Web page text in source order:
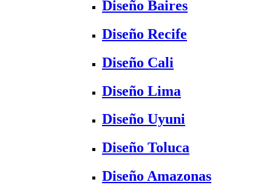
Diseño Baires
Diseño Recife
Diseño Cali
Diseño Lima
Diseño Uyuni
Diseño Toluca
Diseño Amazonas